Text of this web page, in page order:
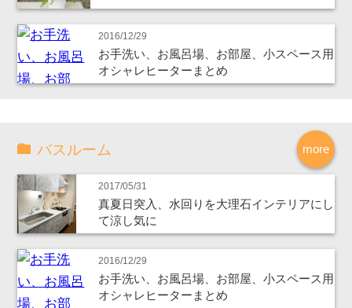
2016/12/29
お手洗い、お風呂場、お部屋、小スペース用
オシャレヒーターまとめ
more
バスルーム
2017/05/31
真夏日突入、水回りを大理石インテリアにし
て涼し気に
2016/12/29
お手洗い、お風呂場、お部屋、小スペース用
オシャレヒーターまとめ